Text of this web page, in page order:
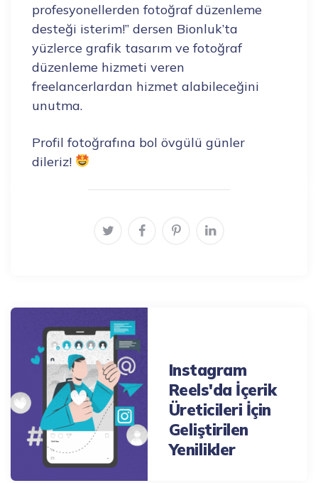
profesyonellerden fotoğraf düzenleme
desteği isterim!” dersen Bionluk’ta
yüzlerce grafik tasarım ve fotoğraf
düzenleme hizmeti veren
freelancerlardan hizmet alabileceğini
unutma.
Profil fotoğrafına bol övgülü günler
dileriz!
Post
navigation
Instagram
Reels'da İçerik
Üreticileri İçin
Geliştirilen
Yenilikler